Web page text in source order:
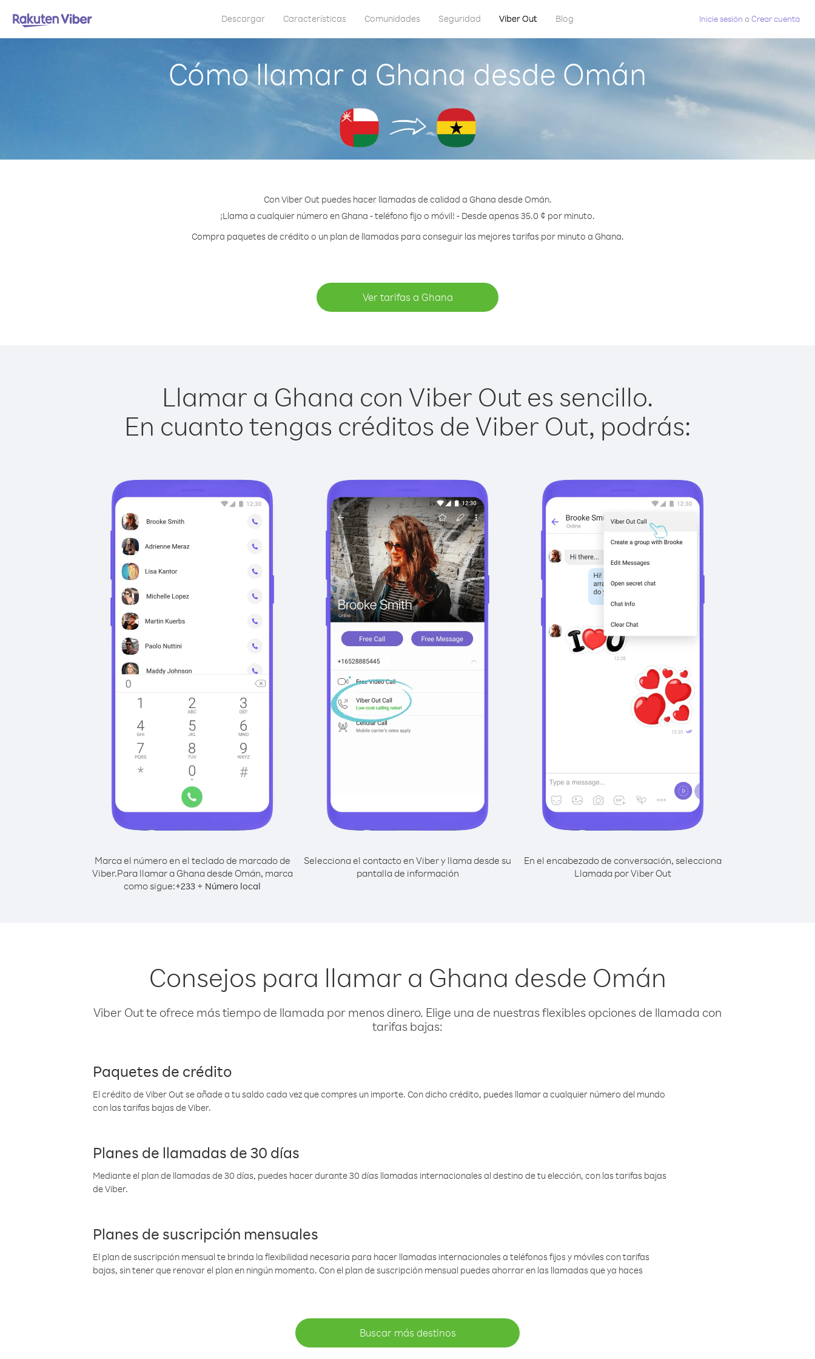
Descargar Características Comunidades Seguridad Viber Out Blog Inicie sesión oCrear cuenta
Cómo llamar a Ghana desde Omán
Con Viber Out puedes hacer llamadas de calidad a Ghana desde Omán.
¡Llama a cualquier número en Ghana - teléfono fijo o móvil! - Desde apenas 35.0 ¢ por minuto.
Compra paquetes de crédito o un plan de llamadas para conseguir las mejores tarifas por minuto a Ghana.
Ver tarifas a Ghana
Llamar a Ghana con Viber Out es sencillo.
En cuanto tengas créditos de Viber Out, podrás:
Marca el número en el teclado de marcado de
Viber.Para llamar a Ghana desde Omán, marca
como sigue:+233 + Número local
Selecciona el contacto en Viber y llama desde su
pantalla de información
En el encabezado de conversación, selecciona
Llamada por Viber Out
Consejos para llamar a Ghana desde Omán
Viber Out te ofrece más tiempo de llamada por menos dinero. Elige una de nuestras flexibles opciones de llamada con
tarifas bajas:
Paquetes de crédito
El crédito de Viber Out se añade a tu saldo cada vez que compres un importe. Con dicho crédito, puedes llamar a cualquier número del mundo
con las tarifas bajas de Viber.
Planes de llamadas de 30 días
Mediante el plan de llamadas de 30 días, puedes hacer durante 30 días llamadas internacionales al destino de tu elección, con las tarifas bajas
de Viber.
Planes de suscripción mensuales
El plan de suscripción mensual te brinda la flexibilidad necesaria para hacer llamadas internacionales a teléfonos fijos y móviles con tarifas
bajas, sin tener que renovar el plan en ningún momento. Con el plan de suscripción mensual puedes ahorrar en las llamadas que ya haces
Buscar más destinos